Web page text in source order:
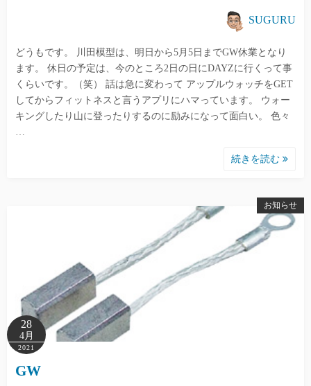
SUGURU
どうもです。 川田模型は、明日から5月5日までGW休業となり
ます。 休日の予定は、今のところ2日の日にDAYZに行くって事
くらいです。（笑） 話は急に変わって アップルウォッチをGET
してからフィットネスと言うアプリにハマっています。 ウォー
キングしたり山に登ったりするのに励みになって面白い。 色々
…
続きを読む
お知らせ
28
4月
2021
GW